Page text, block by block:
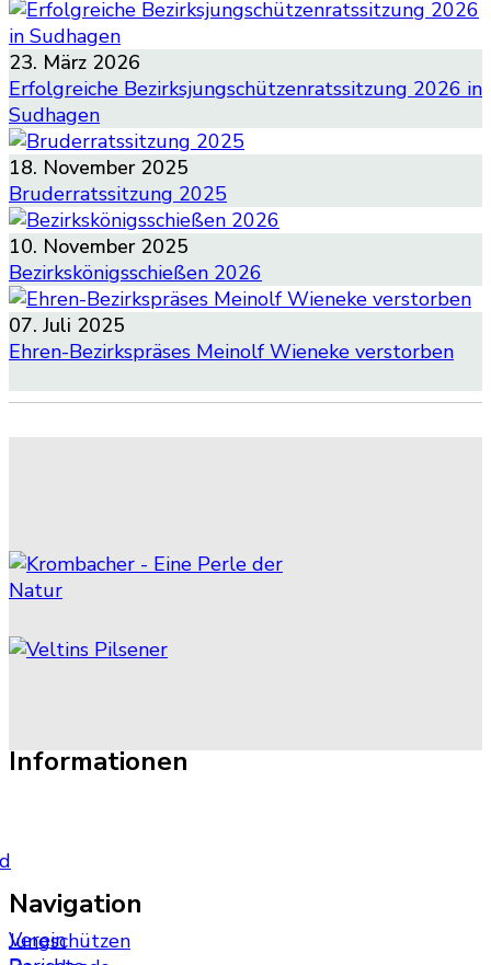
23. März 2026
Erfolgreiche Bezirksjungschützenratssitzung 2026 in
Sudhagen
18. November 2025
Bruderratssitzung 2025
10. November 2025
Bezirkskönigsschießen 2026
07. Juli 2025
Ehren-Bezirkspräses Meinolf Wieneke verstorben
Informationen
Navigation
Verein
Jungschützen